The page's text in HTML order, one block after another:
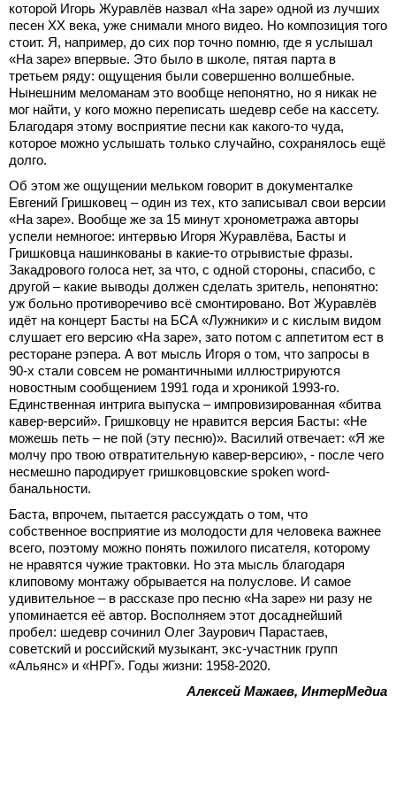
которой Игорь Журавлёв назвал «На заре» одной из лучших
песен ХХ века, уже снимали много видео. Но композиция того
стоит. Я, например, до сих пор точно помню, где я услышал
«На заре» впервые. Это было в школе, пятая парта в
третьем ряду: ощущения были совершенно волшебные.
Нынешним меломанам это вообще непонятно, но я никак не
мог найти, у кого можно переписать шедевр себе на кассету.
Благодаря этому восприятие песни как какого-то чуда,
которое можно услышать только случайно, сохранялось ещё
долго.
Об этом же ощущении мельком говорит в документалке
Евгений Гришковец – один из тех, кто записывал свои версии
«На заре». Вообще же за 15 минут хронометража авторы
успели немногое: интервью Игоря Журавлёва, Басты и
Гришковца нашинкованы в какие-то отрывистые фразы.
Закадрового голоса нет, за что, с одной стороны, спасибо, с
другой – какие выводы должен сделать зритель, непонятно:
уж больно противоречиво всё смонтировано. Вот Журавлёв
идёт на концерт Басты на БСА «Лужники» и с кислым видом
слушает его версию «На заре», зато потом с аппетитом ест в
ресторане рэпера. А вот мысль Игоря о том, что запросы в
90-х стали совсем не романтичными иллюстрируются
новостным сообщением 1991 года и хроникой 1993-го.
Единственная интрига выпуска – импровизированная «битва
кавер-версий». Гришковцу не нравится версия Басты: «Не
можешь петь – не пой (эту песню)». Василий отвечает: «Я же
молчу про твою отвратительную кавер-версию», - после чего
несмешно пародирует гришковцовские spoken word-
банальности.
Баста, впрочем, пытается рассуждать о том, что
собственное восприятие из молодости для человека важнее
всего, поэтому можно понять пожилого писателя, которому
не нравятся чужие трактовки. Но эта мысль благодаря
клиповому монтажу обрывается на полуслове. И самое
удивительное – в рассказе про песню «На заре» ни разу не
упоминается её автор. Восполняем этот досаднейший
пробел: шедевр сочинил Олег Заурович Парастаев,
советский и российский музыкант, экс-участник групп
«Альянс» и «НРГ». Годы жизни: 1958-2020.
Алексей Мажаев, ИнтерМедиа